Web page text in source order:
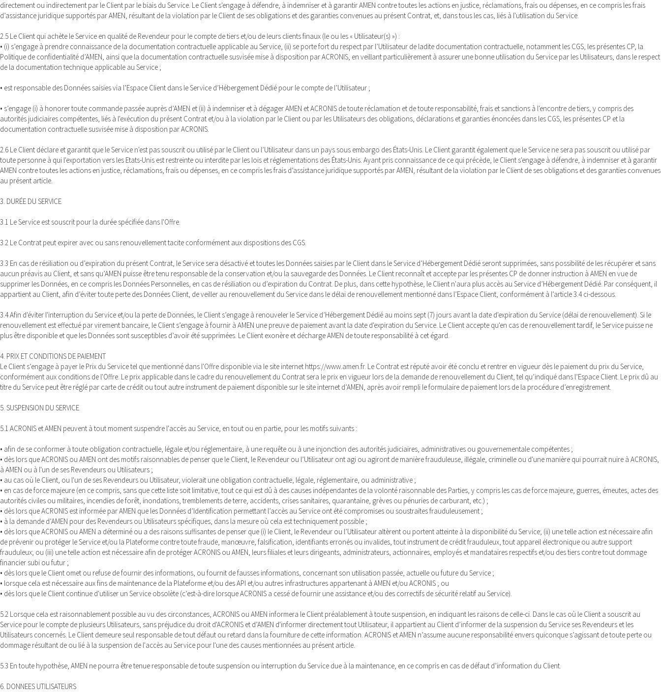
directement ou indirectement par le Client par le biais du Service. Le Client s'engage à défendre, à indemniser et à garantir AMEN contre toutes les actions en justice, réclamations, frais ou dépenses, en ce compris les frais
d’assistance juridique supportés par AMEN, résultant de la violation par le Client de ses obligations et des garanties convenues au présent Contrat, et, dans tous les cas, liés à l'utilisation du Service.
2.5 Le Client qui achète le Service en qualité de Revendeur pour le compte de tiers et/ou de leurs clients finaux (le ou les « Utilisateur(s) ») :
• (i) s’engage à prendre connaissance de la documentation contractuelle applicable au Service, (ii) se porte fort du respect par l’Utilisateur de ladite documentation contractuelle, notamment les CGS, les présentes CP, la
Politique de confidentialité d’AMEN, ainsi que la documentation contractuelle susvisée mise à disposition par ACRONIS, en veillant particulièrement à assurer une bonne utilisation du Service par les Utilisateurs, dans le respect
de la documentation technique applicable au Service ;
• est responsable des Données saisies via l’Espace Client dans le Service d’Hébergement Dédié pour le compte de l’Utilisateur ;
• s’engage (i) à honorer toute commande passée auprès d’AMEN et (ii) à indemniser et à dégager AMEN et ACRONIS de toute réclamation et de toute responsabilité, frais et sanctions à l'encontre de tiers, y compris des
autorités judiciaires compétentes, liés à l'exécution du présent Contrat et/ou à la violation par le Client ou par les Utilisateurs des obligations, déclarations et garanties énoncées dans les CGS, les présentes CP et la
documentation contractuelle susvisée mise à disposition par ACRONIS.
2.6 Le Client déclare et garantit que le Service n'est pas souscrit ou utilisé par le Client ou l’Utilisateur dans un pays sous embargo des États-Unis. Le Client garantit également que le Service ne sera pas souscrit ou utilisé par
toute personne à qui l'exportation vers les Etats-Unis est restreinte ou interdite par les lois et réglementations des États-Unis. Ayant pris connaissance de ce qui précède, le Client s'engage à défendre, à indemniser et à garantir
AMEN contre toutes les actions en justice, réclamations, frais ou dépenses, en ce compris les frais d’assistance juridique supportés par AMEN, résultant de la violation par le Client de ses obligations et des garanties convenues
au présent article.
3. DURÉE DU SERVICE
3.1 Le Service est souscrit pour la durée spécifiée dans l'Offre.
3.2 Le Contrat peut expirer avec ou sans renouvellement tacite conformément aux dispositions des CGS.
3.3 En cas de résiliation ou d’expiration du présent Contrat, le Service sera désactivé et toutes les Données saisies par le Client dans le Service d’Hébergement Dédié seront supprimées, sans possibilité de les récupérer et sans
aucun préavis au Client, et sans qu’AMEN puisse être tenu responsable de la conservation et/ou la sauvegarde des Données. Le Client reconnaît et accepte par les présentes CP de donner instruction à AMEN en vue de
supprimer les Données, en ce compris les Données Personnelles, en cas de résiliation ou d’expiration du Contrat. De plus, dans cette hypothèse, le Client n'aura plus accès au Service d’Hébergement Dédié. Par conséquent, il
appartient au Client, afin d’éviter toute perte des Données Client, de veiller au renouvellement du Service dans le délai de renouvellement mentionné dans l’Espace Client, conformément à l’article 3.4 ci-dessous.
3.4 Afin d'éviter l'interruption du Service et/ou la perte de Données, le Client s’engage à renouveler le Service d’Hébergement Dédié au moins sept (7) jours avant la date d'expiration du Service (délai de renouvellement). Si le
renouvellement est effectué par virement bancaire, le Client s’engage à fournir à AMEN une preuve de paiement avant la date d'expiration du Service. Le Client accepte qu'en cas de renouvellement tardif, le Service puisse ne
plus être disponible et que les Données sont susceptibles d’avoir été supprimées. Le Client exonère et décharge AMEN de toute responsabilité à cet égard.
4. PRIX ET CONDITIONS DE PAIEMENT
Le Client s’engage à payer le Prix du Service tel que mentionné dans l'Offre disponible via le site internet https://www.amen.fr. Le Contrat est réputé avoir été conclu et rentrer en vigueur dès le paiement du prix du Service,
conformément aux conditions de l'Offre. Le prix applicable dans le cadre du renouvellement du Contrat sera le prix en vigueur lors de la demande de renouvellement du Client, tel qu’indiqué dans l’Espace Client. Le prix dû au
titre du Service peut être réglé par carte de crédit ou tout autre instrument de paiement disponible sur le site internet d’AMEN, après avoir rempli le formulaire de paiement lors de la procédure d’enregistrement.
5. SUSPENSION DU SERVICE
5.1 ACRONIS et AMEN peuvent à tout moment suspendre l'accès au Service, en tout ou en partie, pour les motifs suivants :
• afin de se conformer à toute obligation contractuelle, légale et/ou réglementaire, à une requête ou à une injonction des autorités judiciaires, administratives ou gouvernementale compétentes ;
• dès lors que ACRONIS ou AMEN ont des motifs raisonnables de penser que le Client, le Revendeur ou l’Utilisateur ont agi ou agiront de manière frauduleuse, illégale, criminelle ou d'une manière qui pourrait nuire à ACRONIS,
à AMEN ou à l'un de ses Revendeurs ou Utilisateurs ;
• au cas où le Client, ou l'un de ses Revendeurs ou Utilisateur, violerait une obligation contractuelle, légale, réglementaire, ou administrative ;
• en cas de force majeure (en ce compris, sans que cette liste soit limitative, tout ce qui est dû à des causes indépendantes de la volonté raisonnable des Parties, y compris les cas de force majeure, guerres, émeutes, actes des
autorités civiles ou militaires, incendies de forêt, inondations, tremblements de terre, accidents, crises sanitaires, quarantaine, grèves ou pénuries de carburant, etc.) ;
• dès lors que ACRONIS est informée par AMEN que les Données d’Identification permettant l’accès au Service ont été compromises ou soustraites frauduleusement ;
• à la demande d’AMEN pour des Revendeurs ou Utilisateurs spécifiques, dans la mesure où cela est techniquement possible ;
• dès lors que ACRONIS ou AMEN a déterminé ou a des raisons suffisantes de penser que (i) le Client, le Revendeur ou l’Utilisateur altèrent ou portent atteinte à la disponibilité du Service; (ii) une telle action est nécessaire afin
de prévenir ou protéger le Service et/ou la Plateforme contre toute fraude, manœuvre, falsification, identifiants erronés ou invalides, tout instrument de crédit frauduleux, tout appareil électronique ou autre support
frauduleux; ou (iii) une telle action est nécessaire afin de protéger ACRONIS ou AMEN, leurs filiales et leurs dirigeants, administrateurs, actionnaires, employés et mandataires respectifs et/ou des tiers contre tout dommage
financier subi ou futur ;
• dès lors que le Client omet ou refuse de fournir des informations, ou fournit de fausses informations, concernant son utilisation passée, actuelle ou future du Service ;
• lorsque cela est nécessaire aux fins de maintenance de la Plateforme et/ou des API et/ou autres infrastructures appartenant à AMEN et/ou ACRONIS ; ou
• dès lors que le Client continue d'utiliser un Service obsolète (c’est-à-dire lorsque ACRONIS a cessé de fournir une assistance et/ou des correctifs de sécurité relatif au Service).
5.2 Lorsque cela est raisonnablement possible au vu des circonstances, ACRONIS ou AMEN informera le Client préalablement à toute suspension, en indiquant les raisons de celle-ci. Dans le cas où le Client a souscrit au
Service pour le compte de plusieurs Utilisateurs, sans préjudice du droit d'ACRONIS et d’AMEN d'informer directement tout Utilisateur, il appartient au Client d’informer de la suspension du Service ses Revendeurs et les
Utilisateurs concernés. Le Client demeure seul responsable de tout défaut ou retard dans la fourniture de cette information. ACRONIS et AMEN n’assume aucune responsabilité envers quiconque s’agissant de toute perte ou
dommage résultant de ou lié à la suspension de l'accès au Service pour l'une des causes mentionnées au présent article.
5.3 En toute hypothèse, AMEN ne pourra être tenue responsable de toute suspension ou interruption du Service due à la maintenance, en ce compris en cas de défaut d’information du Client.
6. DONNEES UTILISATEURS